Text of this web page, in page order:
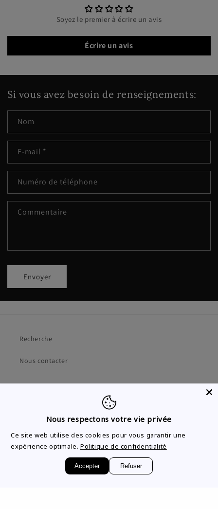
Soyez le premier à écrire un avis
Écrire un avis
Si vous avez besoin de renseignements:
Nom
E-mail *
Numéro de téléphone
Commentaire
Envoyer
Recherche
Nous contacter
InstagramTikTok
Pays/région
CAD $ | Canada
Nous respectons votre vie privée
Ce site web utilise des cookies pour vous garantir une
expérience optimale. Politique de confidentialité
Accepter Refuser